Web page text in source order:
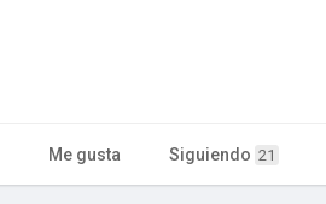
Me gusta Siguiendo 21